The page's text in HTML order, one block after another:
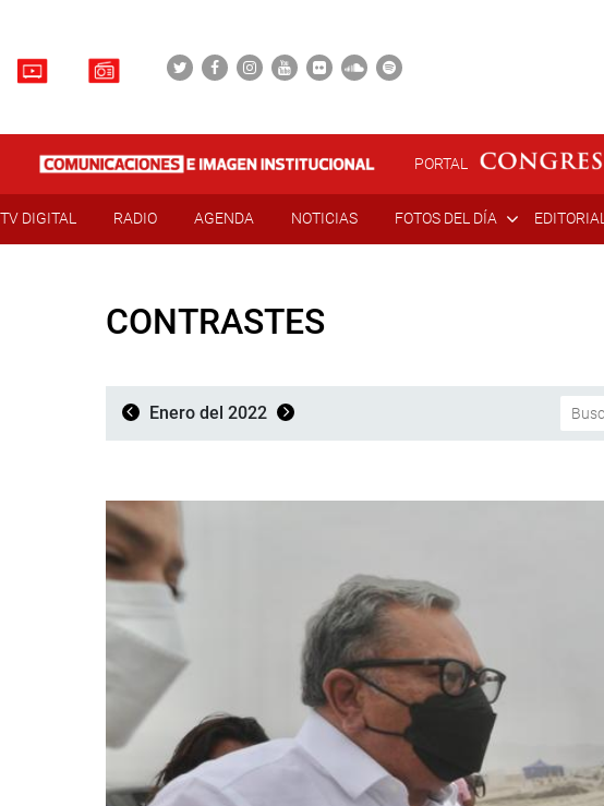
PORTAL
TV DIGITAL RADIO AGENDA NOTICIAS FOTOS DEL DÍA EDITORIAL
CONTRASTES
Enero del 2022